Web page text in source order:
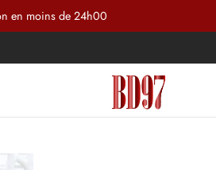
en moins de 24h00